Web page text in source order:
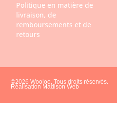
Politique en matière de
livraison, de
remboursements et de
retours
©2026 Wooloo, Tous droits réservés.
Réalisation Madison Web